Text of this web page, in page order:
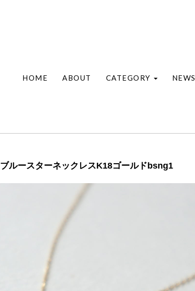
HOME ABOUT CATEGORY NEWS
ブルースターネックレスK18ゴールドbsng1